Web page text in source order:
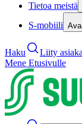
Tietoa meistä
S-mobiili
Haku
Liity
Mene Etusivulle